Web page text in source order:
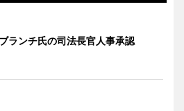
ランチ氏の司法長官人事承認